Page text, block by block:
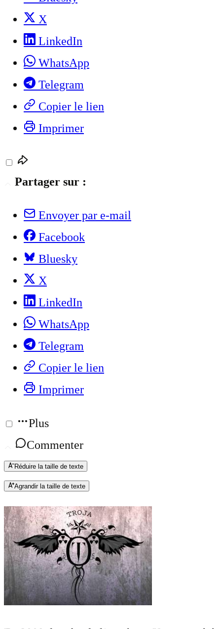
X
LinkedIn
WhatsApp
Telegram
Copier le lien
Imprimer
Partager sur :
Envoyer par e-mail
Facebook
Bluesky
X
LinkedIn
WhatsApp
Telegram
Copier le lien
Imprimer
Plus
Commenter
Réduire la taille de texte
Agrandir la taille de texte